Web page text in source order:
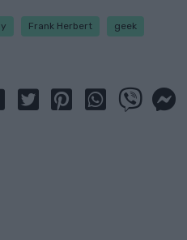
Frank Herbert geek